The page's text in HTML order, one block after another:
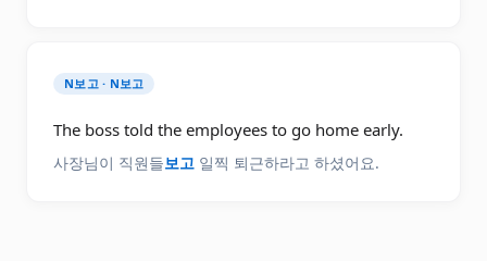
N보고 · N보고
The boss told the employees to go home early.
사장님이 직원들보고 일찍 퇴근하라고 하셨어요.